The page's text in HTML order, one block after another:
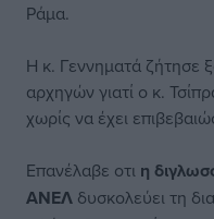
Ράμα.
Η κ. Γεννηματά ζήτησε
αρχηγών γιατί ο κ.
χωρίς να έχει
Επανέλαβε οτι η
ΑΝΕΛ δυσκολεύει τη